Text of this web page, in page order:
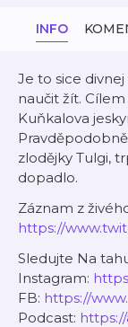
INFO
Je to sice
naučit žít.
Kuňkalova
zlodějky Tulgi,
dopadlo.
Záznam z
https://
Sledujte Na
Instagram:
FB: https://
Podcast: